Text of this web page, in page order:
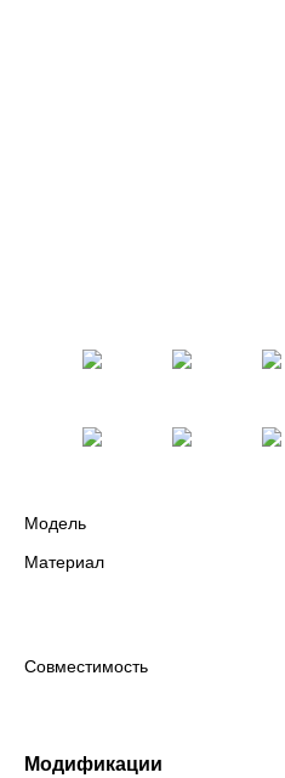
Модель
Материал
Совместимость
Модификации